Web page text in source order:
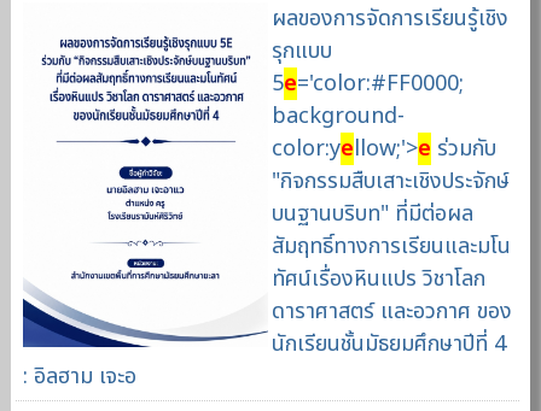
ผลของการจัดการเรียนรู้เชิง
รุกแบบ
5e='color:#FF0000;
background-
color:yellow;'>e ร่วมกับ
"กิจกรรมสืบเสาะเชิงประจักษ์
บนฐานบริบท" ที่มีต่อผล
สัมฤทธิ์ทางการเรียนและมโน
ทัศน์เรื่องหินแปร วิชาโลก
ดาราศาสตร์ และอวกาศ ของ
นักเรียนชั้นมัธยมศึกษาปีที่ 4
: อิลฮาม เจะอ